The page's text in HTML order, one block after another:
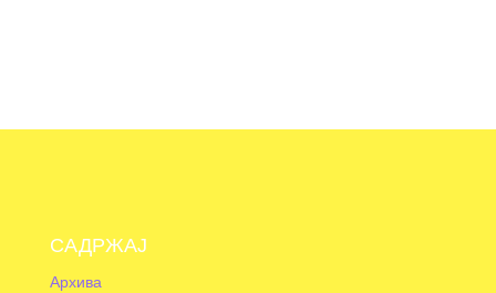
САДРЖАЈ
Архива